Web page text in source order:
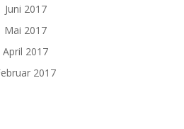
Juni 2017
Mai 2017
April 2017
2017